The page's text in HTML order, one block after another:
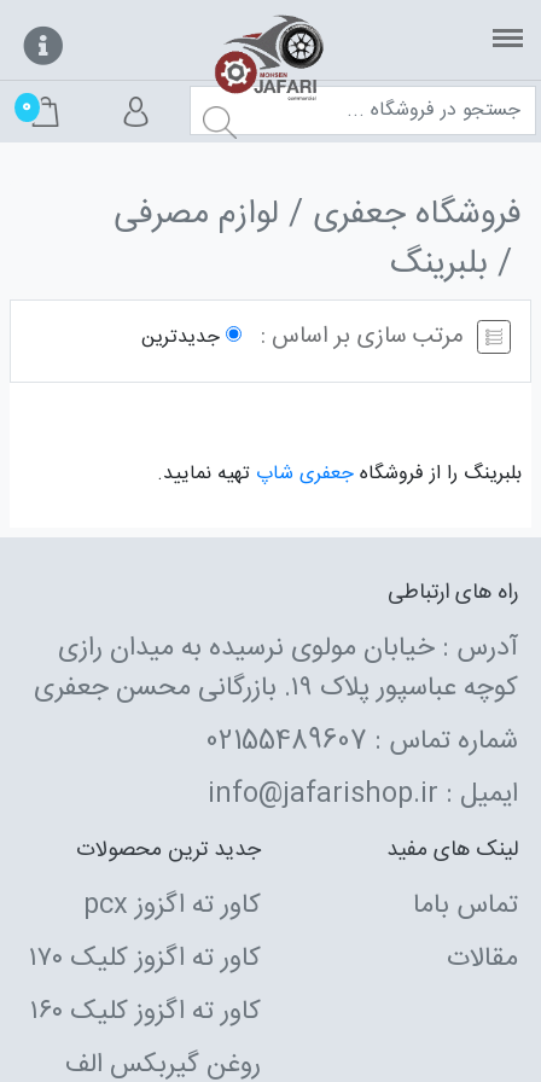
0
فروشگاه جعفری
لوازم مصرفی
بلبرینگ
مرتب سازی بر اساس : جدیدترین
بلبرینگ را از فروشگاهجعفری شاپ تهیه نمایید.
راه های ارتباطی
آدرس : خیابان مولوی نرسیده به میدان رازی
کوچه عباسپور پلاک ۱۹. بازرگانی محسن جعفری
شماره تماس : 02155489607
ایمیل : info@jafarishop.ir
لینک های مفید
تماس باما
مقالات
جدید ترین محصولات
کاور ته اگزوز pcx
کاور ته اگزوز کلیک ۱۷۰
کاور ته اگزوز کلیک ۱۶۰
روغن گیربکس الف